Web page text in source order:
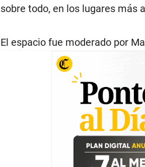
sobre todo, en los lugares más
El espacio fue moderado por